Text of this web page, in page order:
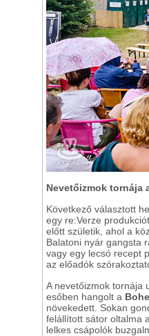
Nevetőizmok tornája
Következő választott
egy re:Verze
előtt születik, ahol a
Balatoni nyár gangsta
vagy egy lecsó recept
az előadók
A nevetőizmok tornája
esőben hangolt a
növekedett. Sokan
felállított sátor oltalma
lelkes csápolók